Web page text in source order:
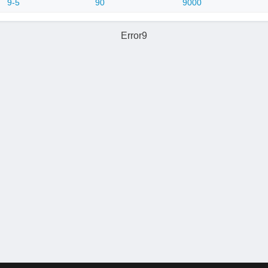
9-5 90 9000
Error9